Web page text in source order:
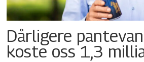
Dårligere
koste oss 1,3